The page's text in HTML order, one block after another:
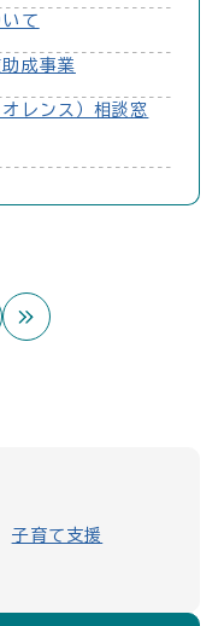
て
成事業
レンス）相談窓
ページ
最後のページ
子育て支援